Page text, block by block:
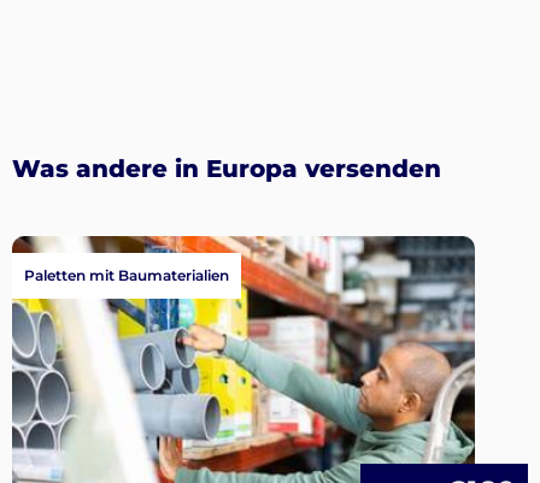
Was andere in Europa versenden
Paletten mit Baumaterialien